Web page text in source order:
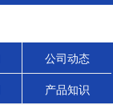
公司动态
产品知识